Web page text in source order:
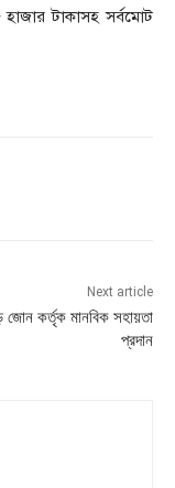
টাকাসহ সর্বমোট
Next article
জোন কর্তৃক মানবিক সহায়তা
প্রদান